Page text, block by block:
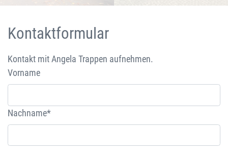
Kontaktformular
Kontakt mit Angela Trappen aufnehmen.
Vorname
Nachname*